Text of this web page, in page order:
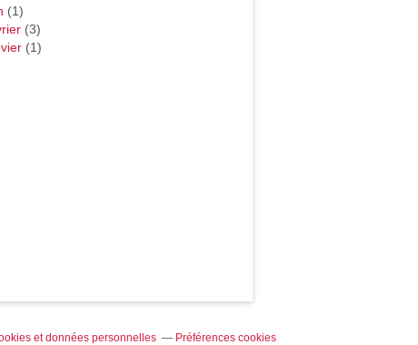
(1)
(3)
(1)
et données personnelles Préférences cookies